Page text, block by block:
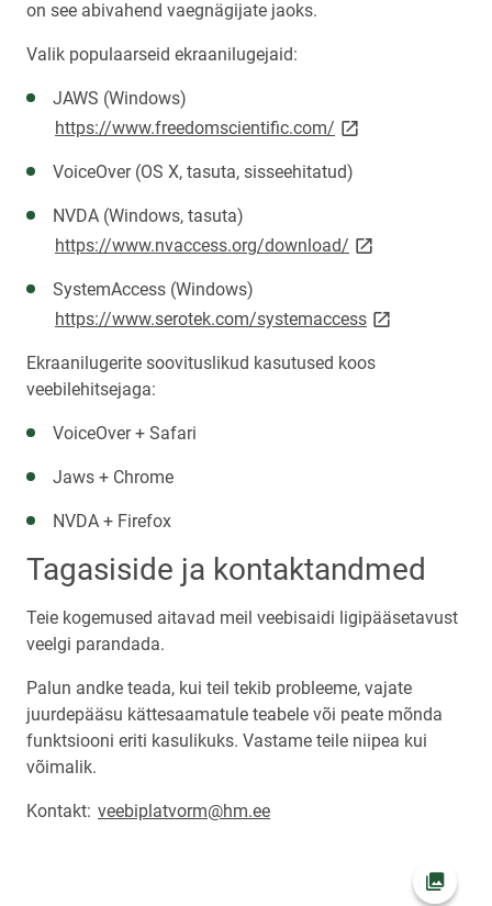
on see abivahend vaegnägijate jaoks.
Valik populaarseid ekraanilugejaid:
JAWS (Windows)
https://www.freedomscientific.com/ link opens on new
VoiceOver (OS X, tasuta, sisseehitatud)
NVDA (Windows, tasuta)
https://www.nvaccess.org/download/ link opens on
SystemAccess (Windows)
https://www.serotek.com/systemaccesslink opens on
Ekraanilugerite soovituslikud kasutused koos
veebilehitsejaga:
VoiceOver + Safari
Jaws + Chrome
NVDA + Firefox
Tagasiside ja kontaktandmed
Teie kogemused aitavad meil veebisaidi ligipääsetavust
veelgi parandada.
Palun andke teada, kui teil tekib probleeme, vajate
juurdepääsu kättesaamatule teabele või peate mõnda
funktsiooni eriti kasulikuks. Vastame teile niipea kui
võimalik.
Kontakt: veebiplatvorm@hm.ee
Ava